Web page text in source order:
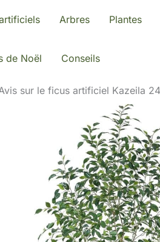
Arbres Plantes
de Noël Conseils
sur le ficus artificiel Kazeila